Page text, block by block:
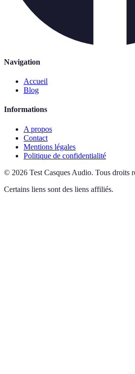
Navigation
Accueil
Blog
Informations
A propos
Contact
Mentions légales
Politique de confidentialité
© 2026 Test Casques Audio. Tous droits
Certains liens sont des liens affiliés.